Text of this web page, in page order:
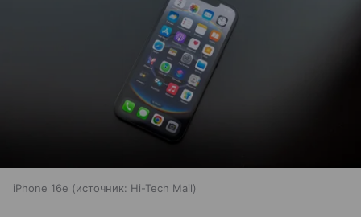
iPhone 16e источник: Hi-Tech Mail